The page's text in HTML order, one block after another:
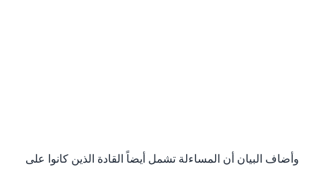
وأضاف البيان أن المساءلة تشمل أيضاً القادة الذين كانوا على